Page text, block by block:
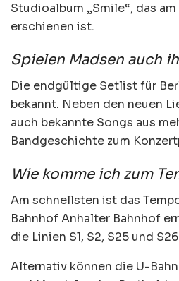
Studioalbum „Smile“, das
erschienen ist.
Spielen Madsen auch
Die endgültige Setlist für
bekannt. Neben den neuen
auch bekannte Songs aus
Bandgeschichte zum
Wie komme ich zum
Am schnellsten ist das
Bahnhof Anhalter Bahnhof
die Linien S1, S2, S25 und
Alternativ können die U-